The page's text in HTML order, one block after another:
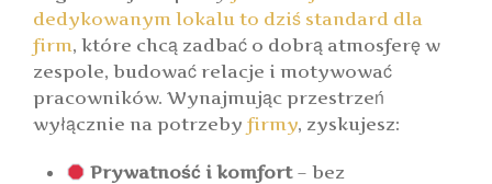
dedykowanym lokalu to dziś standard dla
firm, które chcą zadbać o dobrą atmosferę w
zespole, budować relacje i motywować
pracowników. Wynajmując przestrzeń
wyłącznie na potrzeby firmy, zyskujesz:
Prywatność i komfort– bez